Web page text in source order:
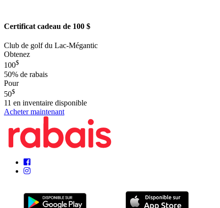
Certificat cadeau de 100 $
Club de golf du Lac-Mégantic
Obtenez
100$
50% de rabais
Pour
50$
11 en inventaire disponible
Acheter maintenant